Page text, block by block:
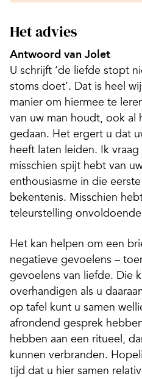
Het advies
Antwoord van Jolet
U schrijft ‘de liefde stopt
stoms doet’. Dat is heel
manier om hiermee te
van uw man houdt, ook al
gedaan. Het ergert u dat
heeft laten leiden. Ik
misschien spijt hebt van
enthousiasme in die
bekentenis. Misschien
teleurstelling
Het kan helpen om een
negatieve gevoelens –
gevoelens van liefde. Die
overhandigen als u
op tafel kunt u samen
afrondend gesprek
hebben aan een ritueel,
kunnen verbranden.
tijd dat u hier samen